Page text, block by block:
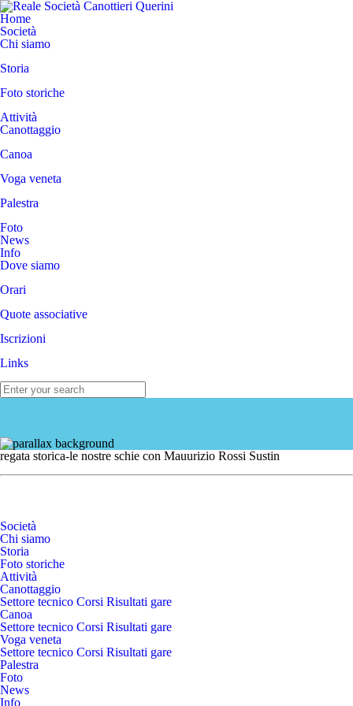
Home
Società
Chi siamo
Storia
Foto storiche
Attività
Canottaggio
Canoa
Voga veneta
Palestra
Foto
News
Info
Dove siamo
Orari
Quote associative
Iscrizioni
Links
regata storica-le nostre schie con Mauurizio Rossi Sustin
Società
Chi siamo
Storia
Foto storiche
Attività
Canottaggio
Settore tecnico Corsi Risultati gare
Canoa
Settore tecnico Corsi Risultati gare
Voga veneta
Settore tecnico Corsi Risultati gare
Palestra
Foto
News
Info